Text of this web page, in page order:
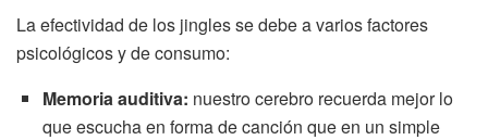
La efectividad de los jingles se debe a varios factores
psicológicos y de consumo:
Memoria auditiva: nuestro cerebro recuerda mejor lo
que escucha en forma de canción que en un simple